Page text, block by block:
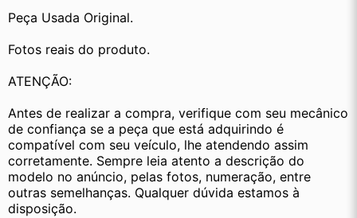
Peça Usada Original.
Fotos reais do produto.
ATENÇÃO:
Antes de realizar a compra, verifique com seu mecânico
de confiança se a peça que está adquirindo é
compatível com seu veículo, lhe atendendo assim
corretamente. Sempre leia atento a descrição do
modelo no anúncio, pelas fotos, numeração, entre
outras semelhanças. Qualquer dúvida estamos à
disposição.